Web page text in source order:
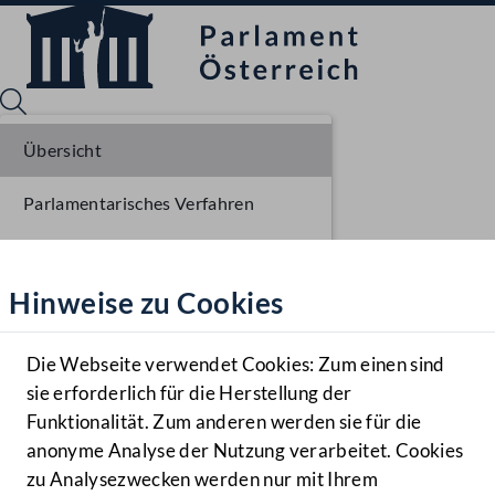
Hilfe
Benutzer
Navigationsmenü öffnen
MENÜ
Hinweise zu Cookies
Die Webseite verwendet Cookies: Zum einen sind
sie erforderlich für die Herstellung der
Funktionalität. Zum anderen werden sie für die
anonyme Analyse der Nutzung verarbeitet. Cookies
zu Analysezwecken werden nur mit Ihrem
Übersicht
Parlamentarisches Verfahren
Stenographisches Protokoll